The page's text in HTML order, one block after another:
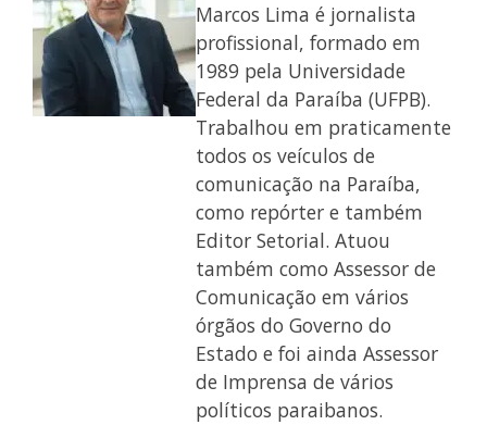
Marcos Lima é jornalista
profissional, formado em
1989 pela Universidade
Federal da Paraíba (UFPB).
Trabalhou em praticamente
todos os veículos de
comunicação na Paraíba,
como repórter e também
Editor Setorial. Atuou
também como Assessor de
Comunicação em vários
órgãos do Governo do
Estado e foi ainda Assessor
de Imprensa de vários
políticos paraibanos.